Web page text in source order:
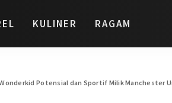
KULINER RAGAM
Potensial dan Sportif Milik Manchester